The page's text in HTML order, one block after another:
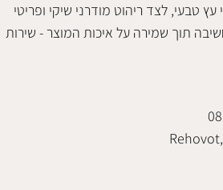
עץ טבעי, לצד ריהוט מודרני שיקי ופריטי
תוך שמירה על איכות המוצר - שירות